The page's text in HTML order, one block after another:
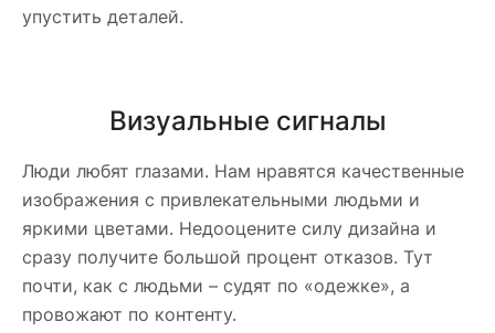
упустить деталей.
Визуальные сигналы
Люди любят глазами. Нам нравятся качественные
изображения с привлекательными людьми и
яркими цветами. Недооцените силу дизайна и
сразу получите большой процент отказов. Тут
почти, как с людьми – судят по «одежке», а
провожают по контенту.